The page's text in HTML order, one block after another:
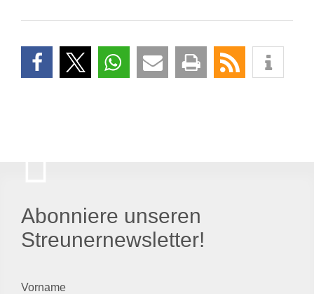
Abonniere unseren
Streunernewsletter!
Vorname